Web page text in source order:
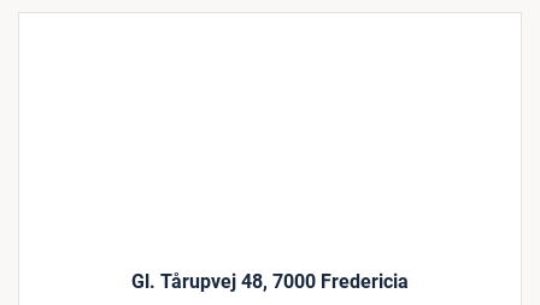
Gl. Tårupvej 48, 7000 Fredericia